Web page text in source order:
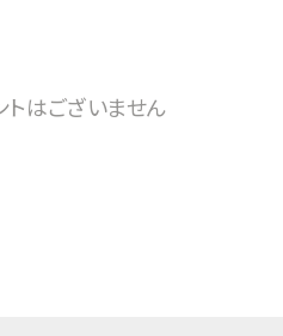
はございません